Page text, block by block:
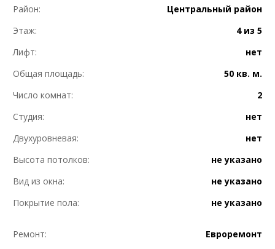
Район:
Центральный район
Этаж:
4 из 5
Лифт:
нет
Общая площадь:
50 кв. м.
Число комнат:
2
Студия:
нет
Двухуровневая:
нет
Высота потолков:
не указано
Вид из окна:
не указано
Покрытие пола:
не указано
Ремонт:
Евроремонт